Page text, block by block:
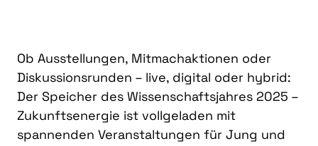
Ob Ausstellungen, Mitmachaktionen oder
Diskussionsrunden – live, digital oder hybrid:
Der Speicher des Wissenschaftsjahres 2025 –
Zukunftsenergie ist vollgeladen mit
spannenden Veranstaltungen für Jung und